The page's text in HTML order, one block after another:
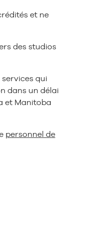
et ne
des studios
qui
dans un délai
et Manitoba
personnel de